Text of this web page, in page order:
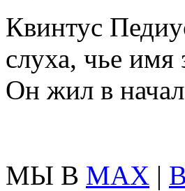
Квинтус
слуха, чье имя
Он жил в
МЫ В MAX |